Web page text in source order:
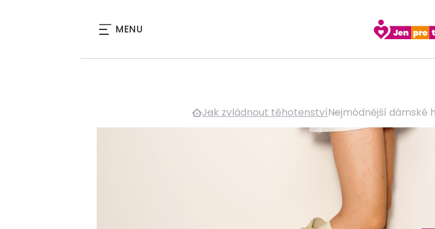
MENU
Jak zvládnout těhotenstvíNejmódnější dámské